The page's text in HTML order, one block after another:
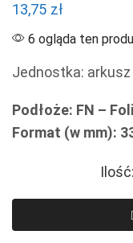
13,75 zł
6 ogląda ten
Jednostka: arkusz
Podłoże: FN –
Format (w mm):